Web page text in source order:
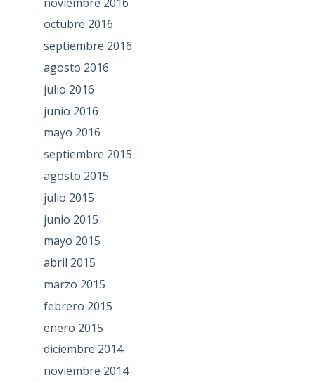
octubre 2016
septiembre 2016
agosto 2016
julio 2016
junio 2016
mayo 2016
septiembre 2015
agosto 2015
julio 2015
junio 2015
mayo 2015
abril 2015
marzo 2015
febrero 2015
enero 2015
diciembre 2014
noviembre 2014